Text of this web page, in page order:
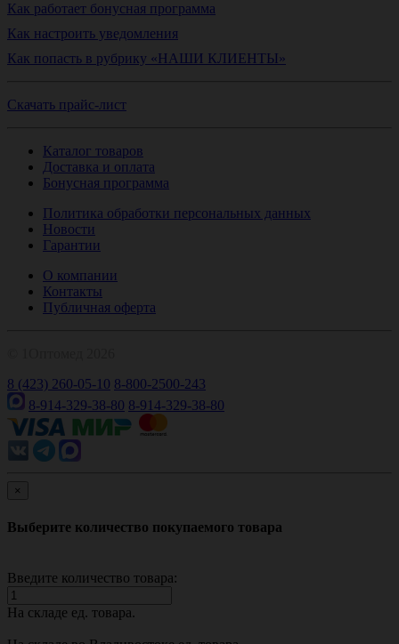
Как работает бонусная программа
Как настроить уведомления
Как попасть в рубрику «НАШИ КЛИЕНТЫ»
Скачать прайс-лист
Каталог товаров
Доставка и оплата
Бонусная программа
Политика обработки персональных данных
Новости
Гарантии
О компании
Контакты
Публичная оферта
8 (423) 260-05-10 8-800-2500-243
8-914-329-38-80 8-914-329-38-80
×
Выберите количество покупаемого товара
Введите количество товара:
На складе ед. товара.